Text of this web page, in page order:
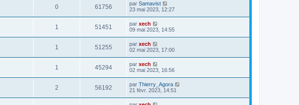
0 61756 par Samavist
23 mai 2023, 12:27
1 51451 par xech
09 mai 2023, 14:55
1 51255 par xech
02 mai 2023, 17:00
1 45294 par xech
02 mai 2023, 16:56
2 56192 par Thierry_Agora
21 févr. 2023, 14:51